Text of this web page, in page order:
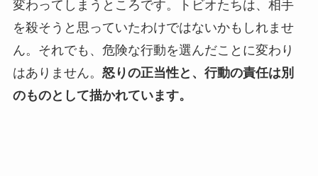
変わってしまうところです。トビオたちは、相手
を殺そうと思っていたわけではないかもしれませ
ん。それでも、危険な行動を選んだことに変わり
はありません。 怒りの正当性と、行動の責任は別
のものとして描かれています。